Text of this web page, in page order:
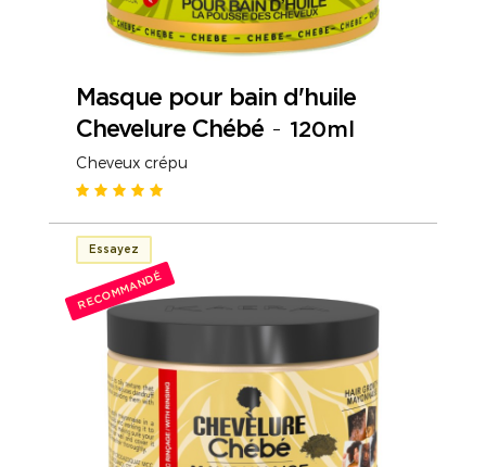
Masque pour bain d'huile
Chevelure Chébé- 120ml
Cheveux crépu
Essayez
RECOMMANDÉ